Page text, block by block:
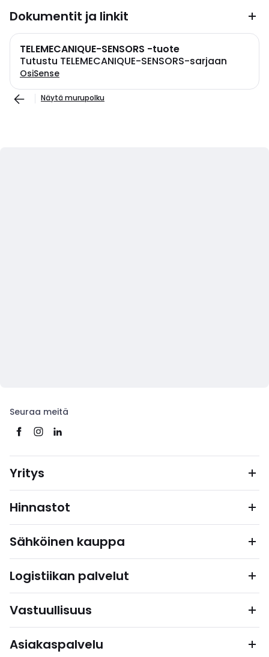
Dokumentit ja linkit
TELEMECANIQUE-SENSORS -tuote
Tutustu TELEMECANIQUE-SENSORS-sarjaan
OsiSense
Näytä murupolku
Seuraa meitä
Yritys
Hinnastot
Sähköinen kauppa
Logistiikan palvelut
Vastuullisuus
Asiakaspalvelu